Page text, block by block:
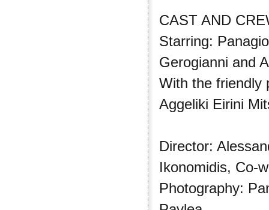
CAST AND
Starring:
Gerogianni and
With the friendly
Aggeliki Eirini
Director:
Ikonomidis, Co-
Photography: